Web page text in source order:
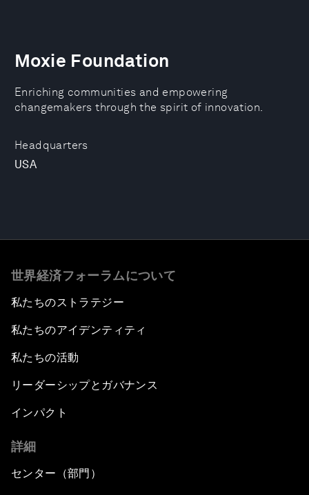
Headquarters
USA
Moxie Foundation
Enriching communities and empowering
changemakers through the spirit of innovation.
世界経済フォーラムについて
私たちのストラテジー
私たちのアイデンティティ
私たちの活動
リーダーシップとガバナンス
インパクト
詳細
センター（部門）